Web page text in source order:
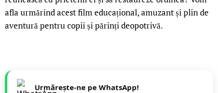
afla urmărind acest film educațional, amuzant și plin de
aventură pentru copii și părinți deopotrivă.
Urmărește-ne pe WhatsApp!